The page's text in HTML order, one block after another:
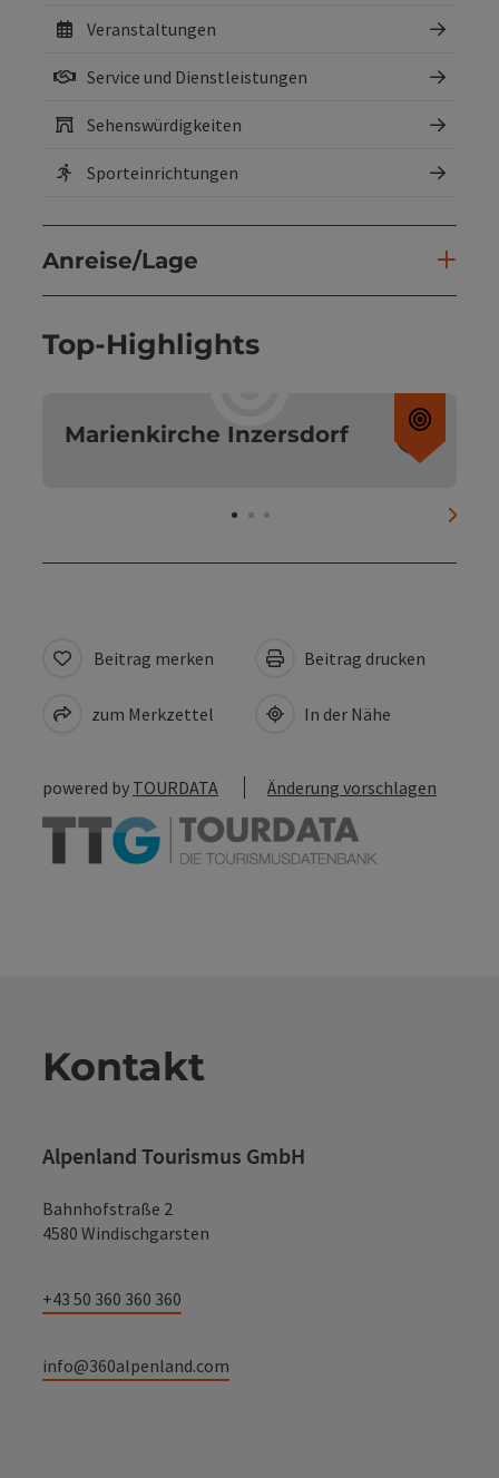
Veranstaltungen
Service und Dienstleistungen
Sehenswürdigkeiten
Sporteinrichtungen
Anreise/Lage
Top-Highlights
Marienkirche Inzersdorf
Beitrag merken
zum Merkzettel
Beitrag drucken
In der Nähe
powered by TOURDATA Änderung vorschlagen
Kontakt
Alpenland Tourismus GmbH
Bahnhofstraße 2
4580 Windischgarsten
+43 50 360 360 360
info@360alpenland.com